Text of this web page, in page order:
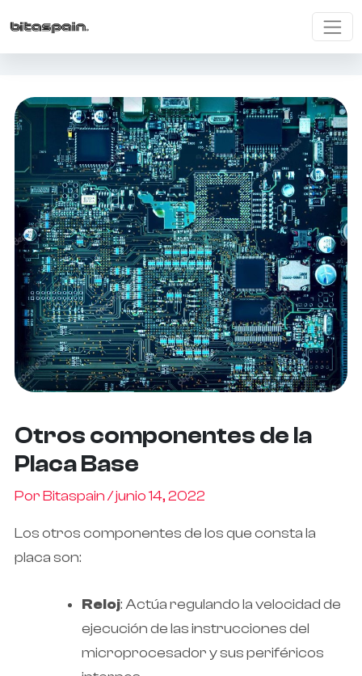
Otros componentes de la
Placa Base
PorBitaspain/junio 14, 2022
Los otros componentes de los que consta la
placa son:
Reloj: Actúa regulando la velocidad de
ejecución de las instrucciones del
microprocesador y sus periféricos